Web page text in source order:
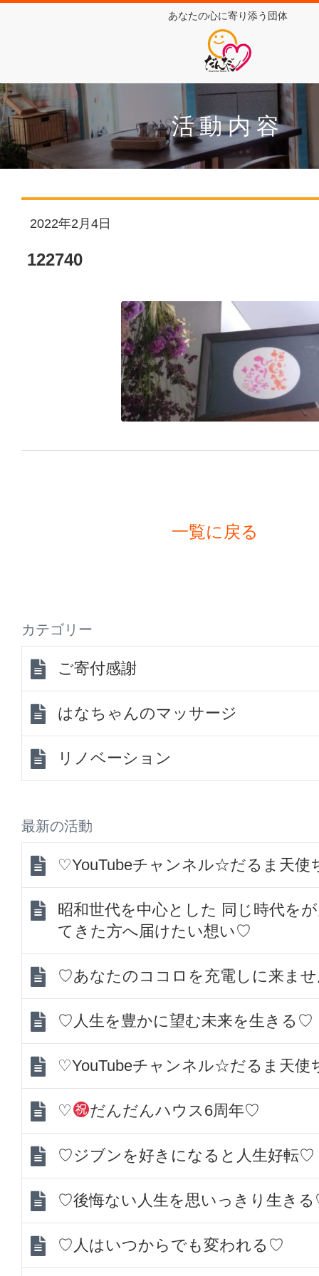
あなたの心に寄り添う団体
活動内容
2022年2月4日
122740
一覧に戻る
カテゴリー
ご寄付感謝
はなちゃんのマッサージ
リノベーション
最新の活動
♡YouTubeチャンネル☆だるま天
昭和世代を中心とした 同じ時代を
てきた方へ届けたい想い♡
♡あなたのココロを充電しに来ま
♡人生を豊かに望む未来を生きる♡
♡YouTubeチャンネル☆だるま天
♡ だんだんハウス6周年♡
♡ジブンを好きになると人生好転♡
♡後悔ない人生を思いっきり生き
♡人はいつからでも変われる♡